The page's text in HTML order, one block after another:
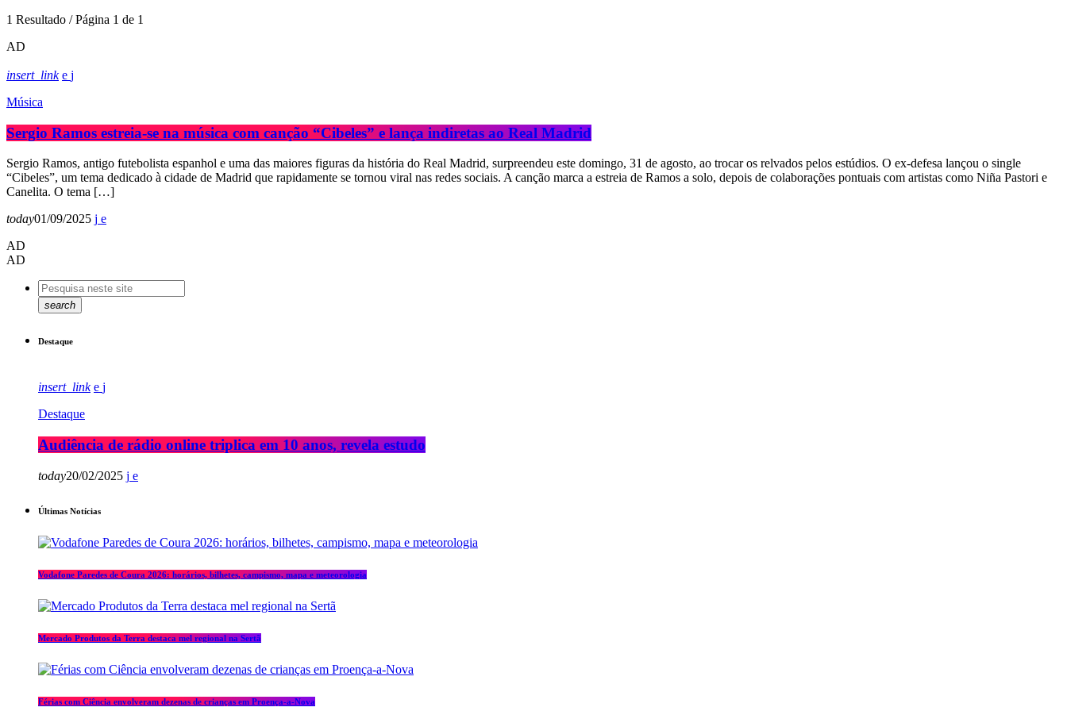
1 Resultado / Página 1 de 1
AD
insert_link
Música
Sergio Ramos estreia-se na música com canção “Cibeles” e lança indiretas ao Real Madrid
Sergio Ramos, antigo futebolista espanhol e uma das maiores figuras da história do Real Madrid, surpreendeu este domingo, 31 de agosto, ao trocar os relvados pelos estúdios. O ex-defesa lançou o single
“Cibeles”, um tema dedicado à cidade de Madrid que rapidamente se tornou viral nas redes sociais. A canção marca a estreia de Ramos a solo, depois de colaborações pontuais com artistas como Niña Pastori e
Canelita. O tema […]
today01/09/2025
AD
AD
search
Destaque
insert_link
Destaque
Audiência de rádio online triplica em 10 anos, revela estudo
today20/02/2025
Últimas Notícias
Vodafone Paredes de Coura 2026: horários, bilhetes, campismo, mapa e meteorologia
Mercado Produtos da Terra destaca mel regional na Sertã
Férias com Ciência envolveram dezenas de crianças em Proença-a-Nova